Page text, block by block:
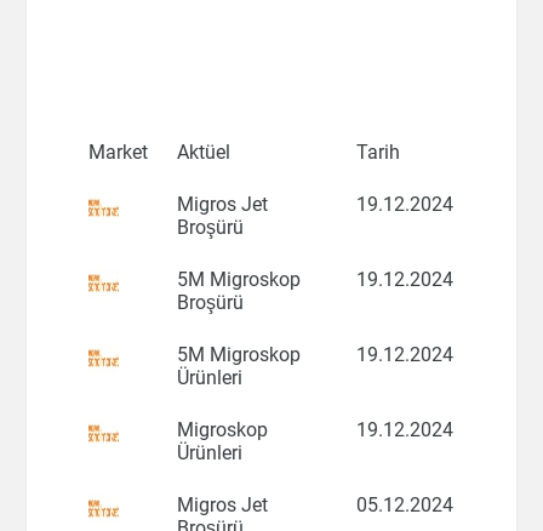
Market Aktüel Tarih
Migros Jet
Broşürü
19.12.2024
5M Migroskop
Broşürü
19.12.2024
5M Migroskop
Ürünleri
19.12.2024
Migroskop
Ürünleri
19.12.2024
Migros Jet
05.12.2024